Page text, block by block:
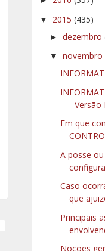
▼ 2015 (435)
► dezembro
▼ novembro
- Versão
Em que
A posse
Caso
que
Principais
Noções